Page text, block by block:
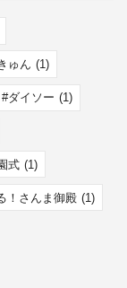
ゅん (1)
ダイソー (1)
式 (1)
！さんま御殿 (1)